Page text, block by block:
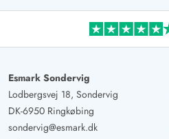
Esmark Sondervig
Lodbergsvej 18, Sondervig
DK-6950 Ringkøbing
sondervig@esmark.dk